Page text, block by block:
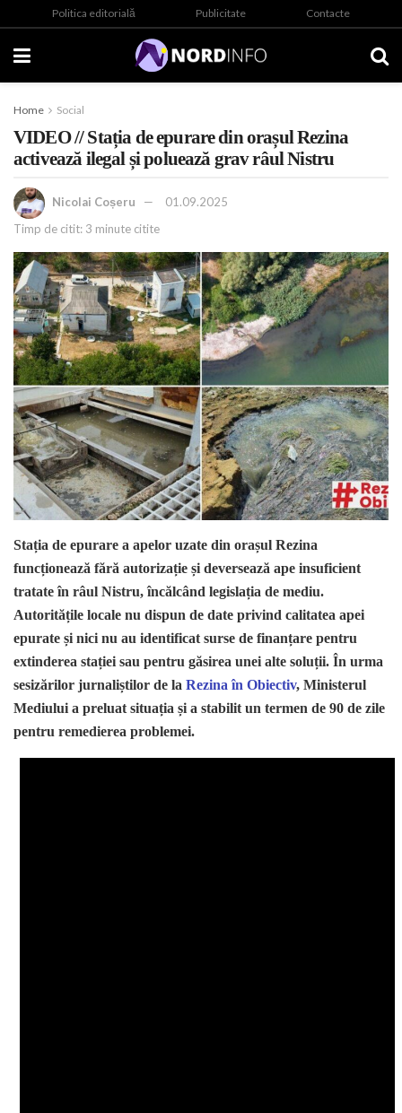
Politica editorială Publicitate Contacte
Home Social
VIDEO // Stația de epurare din orașul Rezina
activează ilegal și poluează grav râul Nistru
Nicolai Coșeru
01.09.2025
Timp de citit: 3 minute citite
Stația de epurare a apelor uzate din orașul Rezina
funcționează fără autorizație și deversează ape insuficient
tratate în râul Nistru, încălcând legislația de mediu.
Autoritățile locale nu dispun de date privind calitatea apei
epurate și nici nu au identificat surse de finanțare pentru
extinderea stației sau pentru găsirea unei alte soluții. În urma
sesizărilor jurnaliștilor de la Rezina în Obiectiv, Ministerul
Mediului a preluat situația și a stabilit un termen de 90 de zile
pentru remedierea problemei.